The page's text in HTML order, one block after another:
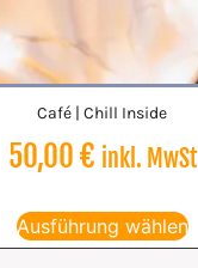
Café | Chill Inside
50,00€ inkl. MwSt
Ausführung wählen